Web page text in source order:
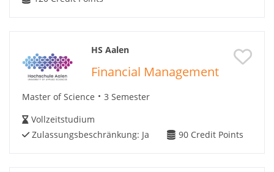
HS Aalen
Financial Management
Master of Science
3 Semester
Vollzeitstudium
Zulassungsbeschränkung: Ja 90 Credit Points